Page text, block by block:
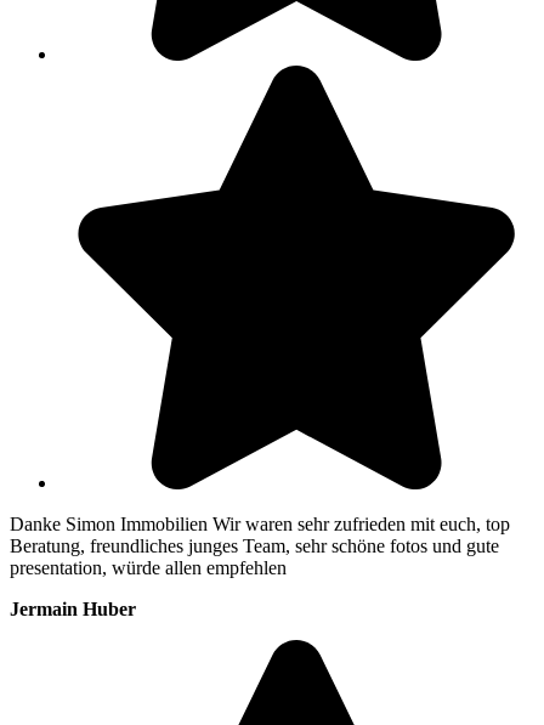
Danke Simon Immobilien Wir waren sehr zufrieden mit euch, top
Beratung, freundliches junges Team, sehr schöne fotos und gute
presentation, würde allen empfehlen
Jermain Huber